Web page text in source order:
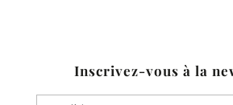
Inscrivez-vous à la